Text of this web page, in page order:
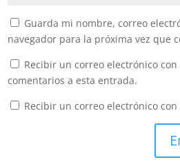
Guarda mi nombre, correo
navegador para la próxima vez que
Recibir un correo electrónico
comentarios a esta entrada.
Recibir un correo electrónico